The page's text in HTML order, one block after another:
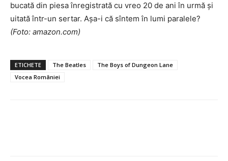
bucată din piesa înregistrată cu vreo 20 de ani în urmă și
uitată într-un sertar. Așa-i că sîntem în lumi paralele?
(Foto: amazon.com)
ETICHETE The Beatles
The Boys of Dungeon Lane
Vocea României